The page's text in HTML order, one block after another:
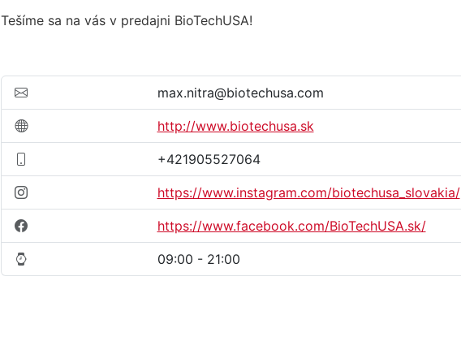
Tešíme sa na vás v predajni BioTechUSA!
max.nitra@biotechusa.com
http://www.biotechusa.sk
+421905527064
https://www.instagram.com/biotechusa_slovakia/
https://www.facebook.com/BioTechUSA.sk/
09:00 - 21:00